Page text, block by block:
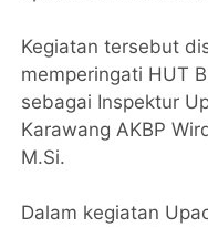
Kegiatan tersebut
memperingati HUT
sebagai Inspektur
Karawang AKBP
M.Si.
Dalam kegiatan